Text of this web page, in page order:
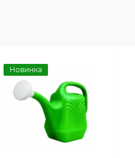
Новинка